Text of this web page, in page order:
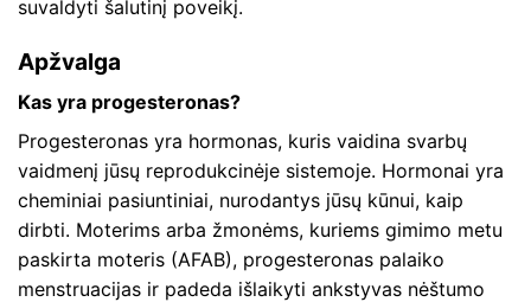
suvaldyti šalutinį poveikį.
Apžvalga
Kas yra progesteronas?
Progesteronas yra hormonas, kuris vaidina svarbų
vaidmenį jūsų reprodukcinėje sistemoje. Hormonai yra
cheminiai pasiuntiniai, nurodantys jūsų kūnui, kaip
dirbti. Moterims arba žmonėms, kuriems gimimo metu
paskirta moteris (AFAB), progesteronas palaiko
menstruacijas ir padeda išlaikyti ankstyvas nėštumo